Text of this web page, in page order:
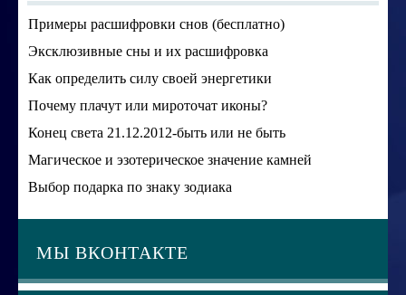
Примеры расшифровки снов (бесплатно)
Эксклюзивные сны и их расшифровка
Как определить силу своей энергетики
Почему плачут или мироточат иконы?
Конец света 21.12.2012-быть или не быть
Магическое и эзотерическое значение камней
Выбор подарка по знаку зодиака
МЫ ВКОНТАКТЕ